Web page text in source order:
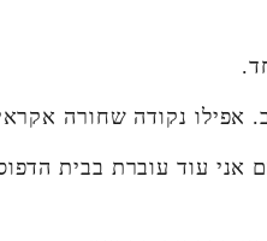
אפילו נקודה שחורה
עוד עוברת בבית